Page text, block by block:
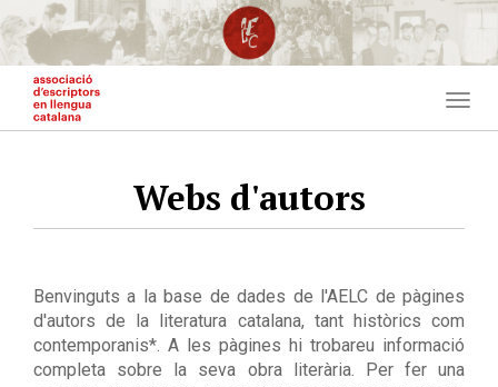
Vés
al
contingut
Webs d'autors
Benvinguts a la base de dades de l'AELC de pàgines
d'autors de la literatura catalana, tant històrics com
contemporanis*. A les pàgines hi trobareu informació
completa sobre la seva obra literària. Per fer una